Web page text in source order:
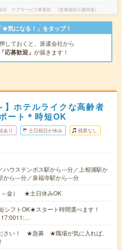
社 ケアサービス事業部 （医療福祉介護関連）
気になる！」をタップ！
しておくと、派遣会社から
「応募歓迎」 が届きます！
】ホテルライクな高齢者
ート＊時短OK
あり 土日祝日が休み 残業なし
ハウステンボス駅から---分／上相浦駅か
から---分／泉福寺駅から---分
～金） ★土日休みOK
シフトOK★スタート時間選べます！
17:0011:…
さい！ ★急募 ★職場が気に入れば、